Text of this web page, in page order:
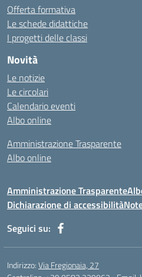
Offerta formativa
Le schede didattiche
I progetti delle classi
Novità
Le notizie
Le circolari
Calendario eventi
Albo online
Amministrazione Trasparente
Albo online
Amministrazione Trasparente
Dichiarazione di accessibilità
Seguici su:
Indirizzo:Via Fregionaia, 27